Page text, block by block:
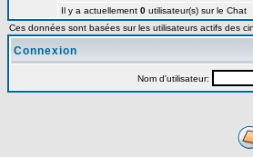
Il y a actuellement 0 utilisateur(s) sur le
Ces données sont basées sur les utilisateurs actifs des
Connexion
Nom d'utilisateur: